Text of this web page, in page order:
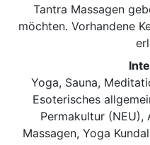
Tantra Massagen
möchten. Vorhandene
Yoga, Sauna,
Esoterisches
Permakultur (NEU),
Massagen, Yoga